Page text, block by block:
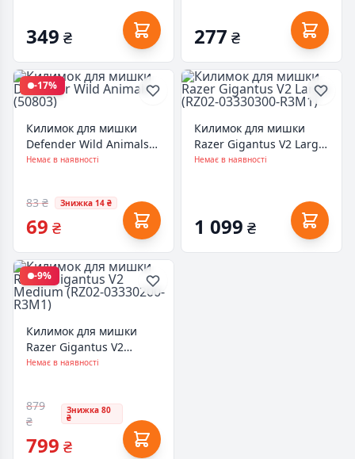
349 ₴ 277 ₴
-17%
Килимок для мишки
Defender Wild Animals
(50803)
Немає в наявності
83 ₴ Знижка 14 ₴
69 ₴
Килимок для мишки
Razer Gigantus V2 Large
(RZ02-03330300-R3M1)
Немає в наявності
1 099 ₴
-9%
Килимок для мишки
Razer Gigantus V2
Medium (RZ02-
Немає в наявності
879
₴
Знижка 80
₴
799 ₴